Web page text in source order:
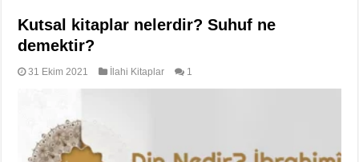
Kutsal kitaplar nelerdir? Suhuf ne
demektir?
31 Ekim 2021 İlahi Kitaplar 1